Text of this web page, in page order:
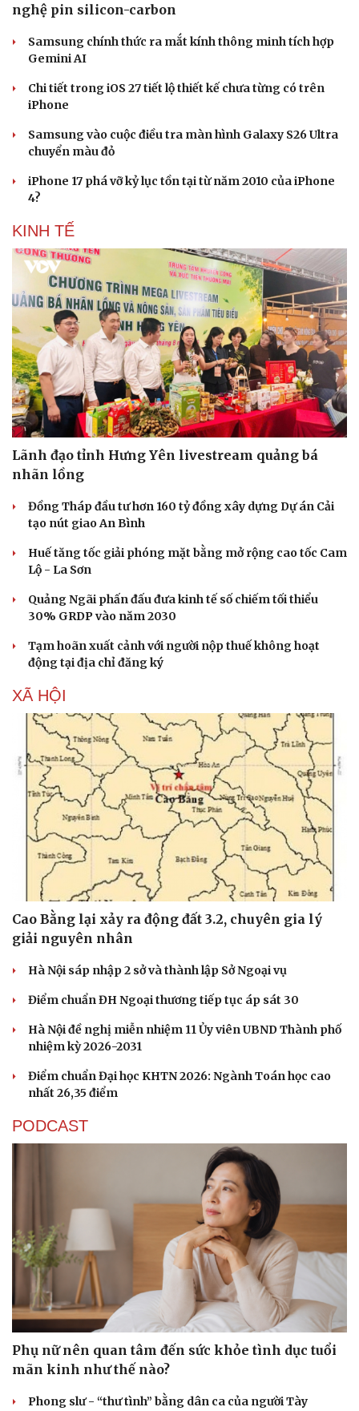
Văn hóa
Sân khấu - Điện ảnh
Văn học
Di sản
Giải trí
Thời trang
nghệ pin silicon-carbon
Samsung chính thức ra mắt kính thông minh tích hợp
Gemini AI
Chi tiết trong iOS 27 tiết lộ thiết kế chưa từng có trên
iPhone
Samsung vào cuộc điều tra màn hình Galaxy S26 Ultra
chuyển màu đỏ
iPhone 17 phá vỡ kỷ lục tồn tại từ năm 2010 của iPhone
4?
KINH TẾ
Lãnh đạo tỉnh Hưng Yên livestream quảng bá
nhãn lồng
Đồng Tháp đầu tư hơn 160 tỷ đồng xây dựng Dự án Cải
tạo nút giao An Bình
Huế tăng tốc giải phóng mặt bằng mở rộng cao tốc Cam
Lộ - La Sơn
Quảng Ngãi phấn đấu đưa kinh tế số chiếm tối thiểu
30% GRDP vào năm 2030
Tạm hoãn xuất cảnh với người nộp thuế không hoạt
động tại địa chỉ đăng ký
XÃ HỘI
Cao Bằng lại xảy ra động đất 3.2, chuyên gia lý
giải nguyên nhân
Hà Nội sáp nhập 2 sở và thành lập Sở Ngoại vụ
Điểm chuẩn ĐH Ngoại thương tiếp tục áp sát 30
Hà Nội đề nghị miễn nhiệm 11 Ủy viên UBND Thành phố
nhiệm kỳ 2026-2031
Điểm chuẩn Đại học KHTN 2026: Ngành Toán học cao
nhất 26,35 điểm
PODCAST
Phụ nữ nên quan tâm đến sức khỏe tình dục tuổi
mãn kinh như thế nào?
Phong slư - “thư tình” bằng dân ca của người Tày